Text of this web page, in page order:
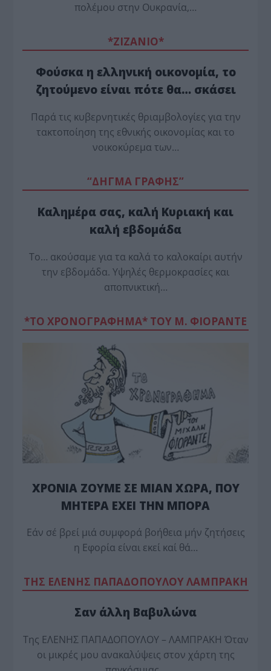
πολέμου στην Ουκρανία,…
*ZΙΖΑΝΙΟ*
Φούσκα η ελληνική οικονομία, το
ζητούμενο είναι πότε θα… σκάσει
Παρά τις κυβερνητικές θριαμβολογίες για την
τακτοποίηση της εθνικής οικονομίας και το
νοικοκύρεμα των…
“ΔΗΓΜΑ ΓΡΑΦΗΣ”
Καλημέρα σας, καλή Κυριακή και
καλή εβδομάδα
Το… ακούσαμε για τα καλά το καλοκαίρι αυτήν
την εβδομάδα. Υψηλές θερμοκρασίες και
αποπνικτική…
*ΤΟ ΧΡΟΝΟΓΡΑΦΗΜΑ* ΤΟΥ Μ. ΦΙΟΡΆΝΤΕ
ΧΡΟΝΙΑ ΖΟΥΜΕ ΣΕ ΜΙΑΝ ΧΩΡΑ, ΠΟΥ
ΜΗΤΕΡΑ ΕΧΕΙ ΤΗΝ ΜΠΟΡΑ
Εάν σέ βρεί μιά συμφορά βοήθεια μήν ζητήσεις
η Εφορία είναι εκεί καί θά…
TΗΣ ΕΛΕΝΗΣ ΠΑΠΑΔΟΠΟΥΛΟΥ ΛΑΜΠΡΑΚΗ
Σαν άλλη Βαβυλώνα
Της ΕΛΕΝΗΣ ΠΑΠΑΔΟΠΟΥΛΟΥ – ΛΑΜΠΡΑΚΗ Όταν
οι μικρές μου ανακαλύψεις στον χάρτη της